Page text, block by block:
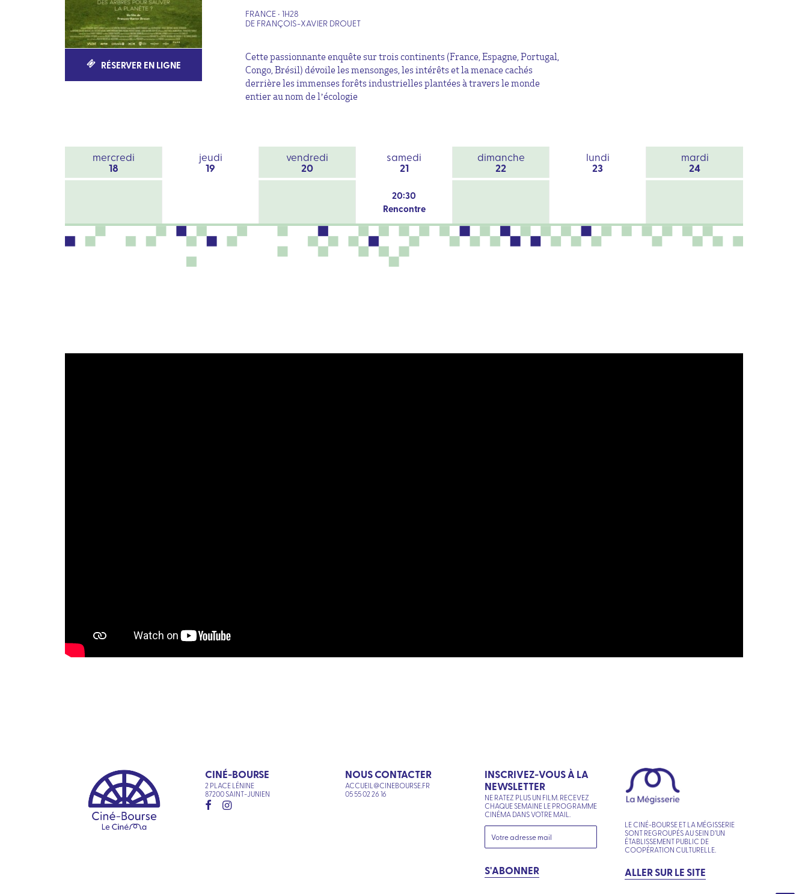
RÉSERVER EN LIGNE
FRANCE • 1H28
DE FRANÇOIS-XAVIER DROUET
Cette passionnante enquête sur trois continents (France, Espagne, Portugal,
Congo, Brésil) dévoile les mensonges, les intérêts et la menace cachés
derrière les immenses forêts industrielles plantées à travers le monde
entier au nom de l’écologie
mercredi
18
jeudi
19
vendredi
20
samedi
21
dimanche
22
lundi
23
mardi
24
20:30
Rencontre
CINÉ-BOURSE
2 PLACE LÉNINE
87200 SAINT-JUNIEN
NOUS CONTACTER
ACCUEIL@CINEBOURSE.FR
05 55 02 26 16
INSCRIVEZ-VOUS À LA
NEWSLETTER
NE RATEZ PLUS UN FILM. RECEVEZ
CHAQUE SEMAINE LE PROGRAMME
CINÉMA DANS VOTRE MAIL.
S'ABONNER
LE CINÉ-BOURSE ET LA MÉGISSERIE
SONT REGROUPÉS AU SEIN D’UN
ÉTABLISSEMENT PUBLIC DE
COOPÉRATION CULTURELLE.
ALLER SUR LE SITE